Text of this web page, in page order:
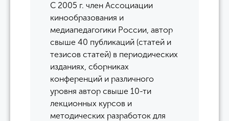
С 2005 г. член Ассоциации
кинообразования и
медиапедагогики России, автор
свыше 40 публикаций (статей и
тезисов статей) в периодических
изданиях, сборниках
конференций и различного
уровня автор свыше 10-ти
лекционных курсов и
методических разработок для